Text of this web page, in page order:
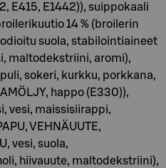
E415, E1442)), suippokaali
14 % (broilerin
suola, stabilointiaineet
maltodekstriini, aromi),
sokeri, kurkku, porkkana,
happo (E330)),
vesi, maissisiirappi,
VEHNÄUUTE,
vesi, suola,
hiivauute, maltodekstriini),